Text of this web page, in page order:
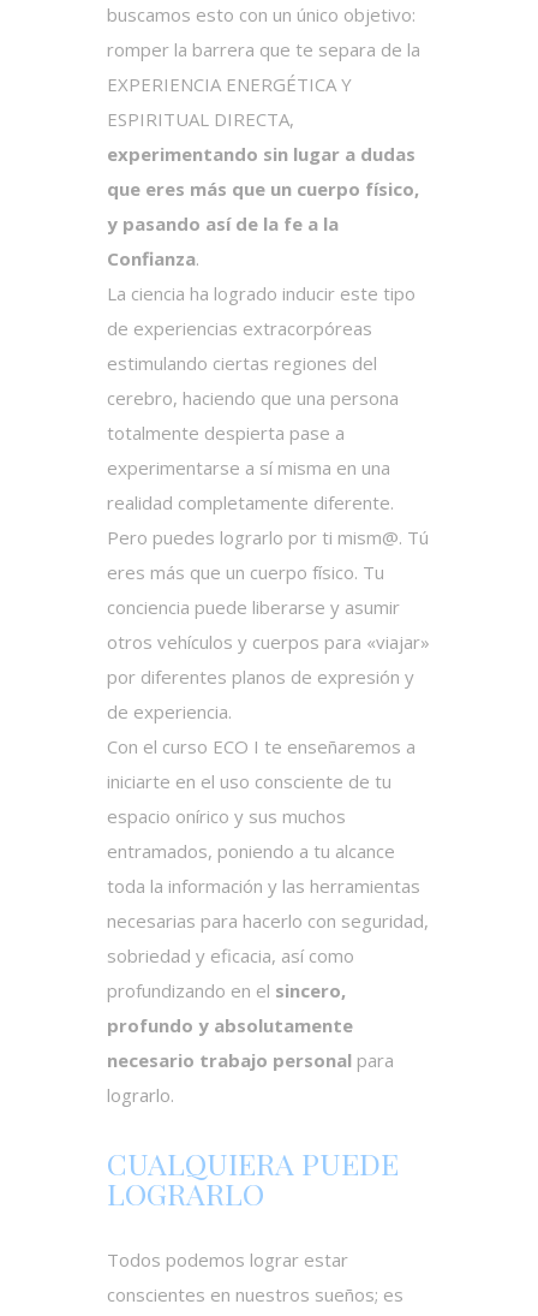
buscamos esto con un único objetivo:
romper la barrera que te separa de la
EXPERIENCIA ENERGÉTICA Y
ESPIRITUAL DIRECTA,
experimentando sin lugar a dudas
que eres más que un cuerpo físico,
y pasando así de la fe a la
Confianza.
La ciencia ha logrado inducir este tipo
de experiencias extracorpóreas
estimulando ciertas regiones del
cerebro, haciendo que una persona
totalmente despierta pase a
experimentarse a sí misma en una
realidad completamente diferente.
Pero puedes lograrlo por ti mism@. Tú
eres más que un cuerpo físico. Tu
conciencia puede liberarse y asumir
otros vehículos y cuerpos para «viajar»
por diferentes planos de expresión y
de experiencia.
Con el curso ECO I te enseñaremos a
iniciarte en el uso consciente de tu
espacio onírico y sus muchos
entramados, poniendo a tu alcance
toda la información y las herramientas
necesarias para hacerlo con seguridad,
sobriedad y eficacia, así como
profundizando en el sincero,
profundo y absolutamente
necesario trabajo personal para
lograrlo.
CUALQUIERA PUEDE
LOGRARLO
Todos podemos lograr estar
conscientes en nuestros sueños; es